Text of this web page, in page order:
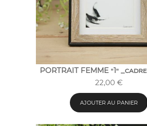
PORTRAIT FEMME "1"
22,00 €
AJOUTER AU PANIER